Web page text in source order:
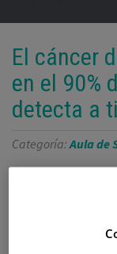
El cáncer
en el 90%
detecta a
Categoría:Aula de